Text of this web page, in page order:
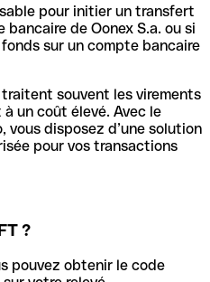
pour initier un transfert
de Oonex S.a. ou si
sur un compte bancaire
souvent les virements
un coût élevé. Avec le
vous disposez d’une solution
pour vos transactions
?
pouvez obtenir le code